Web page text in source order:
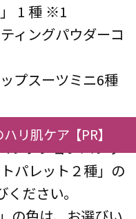
1 種 ※1
ィングパウダーコ
プスーツミニ6種
チ」
レクションパレッ
パレット２種」の
ださい。
リ肌ケア【PR】